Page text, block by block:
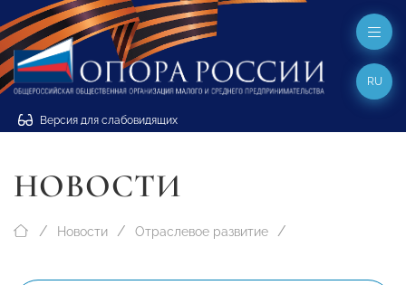
Версия для слабовидящих
RU
НОВОСТИ
Новости Отраслевое развитие